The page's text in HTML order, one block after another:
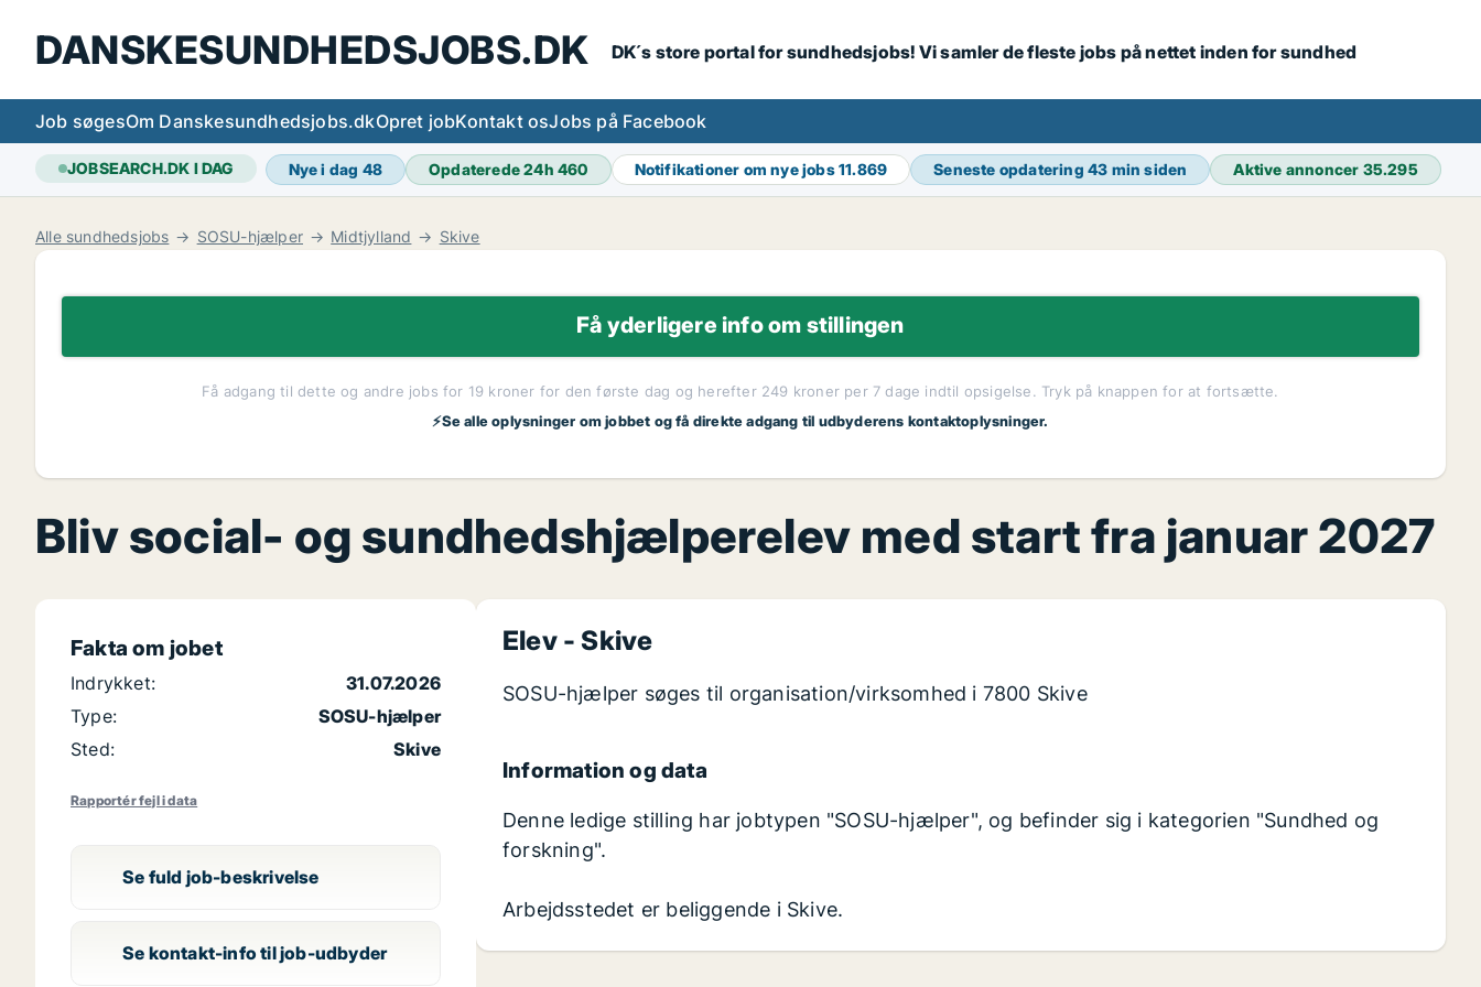
DANSKESUNDHEDSJOBS.DK DK´s store portal for sundhedsjobs! Vi samler de fleste jobs på nettet inden for sundhed
Job søgesOm Danskesundhedsjobs.dkOpret jobKontakt osJobs på Facebook
JOBSEARCH.DK I DAG Nye i dag 48 Opdaterede 24h460 Notifikationer om nye jobs11.869 Seneste opdatering43 min siden Aktive annoncer 35.295
Alle sundhedsjobs SOSU-hjælper Midtjylland Skive
Få yderligere info om stillingen
Få adgang til dette og andre jobs for 19 kroner for den første dag og herefter 249 kroner per 7 dage indtil opsigelse. Tryk på knappen for at fortsætte.
⚡Se alle oplysninger om jobbet og få direkte adgang til udbyderens kontaktoplysninger.
Bliv social- og sundhedshjælperelev med start fra januar 2027
Elev -Skive
SOSU-hjælper søges til organisation/virksomhed i 7800 Skive
Information og data
Denne ledige stilling har jobtypen "SOSU-hjælper", og befinder sig i kategorien "Sundhed og
forskning".
Arbejdsstedet er beliggende i Skive.
Fakta om jobet
Indrykket:
31.07.2026
Type:
SOSU-hjælper
Sted:
Skive
Rapportér fejl i data
Se fuld job-beskrivelse
Se kontakt-info til job-udbyder